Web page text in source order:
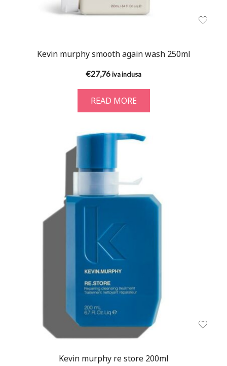
Kevin murphy smooth again wash 250ml
€27,76iva inclusa
READ MORE
Kevin murphy re store 200ml